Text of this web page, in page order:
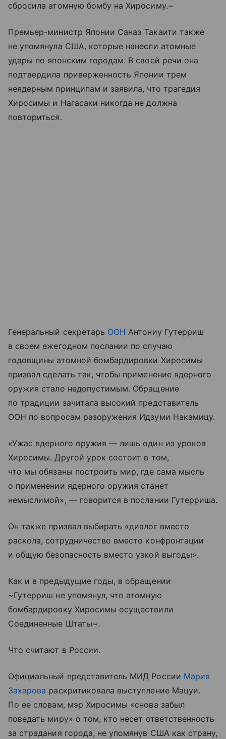
сбросила атомную бомбу на Хиросиму.~
Премьер-министр Японии Санаэ Такаити также
не упомянула США, которые нанесли атомные
удары по японским городам. В своей речи она
подтвердила приверженность Японии трем
неядерным принципам и заявила, что трагедия
Хиросимы и Нагасаки никогда не должна
повториться.
Генеральный секретарь ООН Антониу Гутерриш
в своем ежегодном послании по случаю
годовщины атомной бомбардировки Хиросимы
призвал сделать так, чтобы применение ядерного
оружия стало недопустимым. Обращение
по традиции зачитала высокий представитель
ООН по вопросам разоружения Идзуми Накамицу.
«Ужас ядерного оружия — лишь один из уроков
Хиросимы. Другой урок состоит в том,
что мы обязаны построить мир, где сама мысль
о применении ядерного оружия станет
немыслимой», — говорится в послании Гутерриша.
Он также призвал выбирать «диалог вместо
раскола, сотрудничество вместо конфронтации
и общую безопасность вместо узкой выгоды».
Как и в предыдущие годы, в обращении
~Гутерриш не упомянул, что атомную
бомбардировку Хиросимы осуществили
Соединенные Штаты~.
Что считают в России.
Официальный представитель МИД России Мария
Захарова раскритиковала выступление Мацуи.
По ее словам, мэр Хиросимы «снова забыл
поведать миру» о том, кто несет ответственность
за страдания города, не упомянув США как страну,